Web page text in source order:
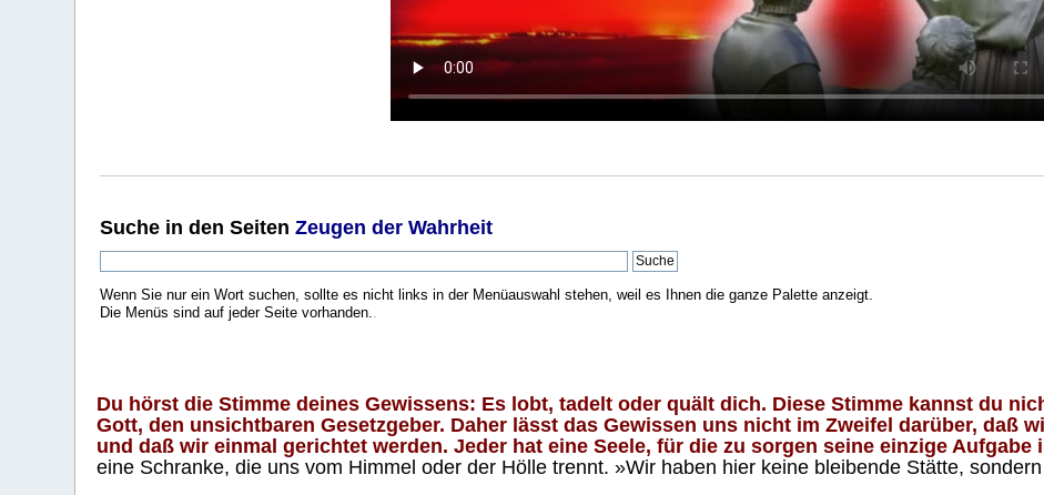
Suche in den SeitenZeugen der Wahrheit
Wenn Sie nur ein Wort suchen, sollte es nicht links in der Menüauswahl stehen, weil es Ihnen die ganze Palette anzeigt.
Die Menüs sind auf jeder Seite vorhanden.
Du hörst die Stimme deines Gewissens: Es lobt, tadelt oder quält dich. Diese Stimme kannst du
Gott, den unsichtbaren Gesetzgeber. Daher lässt das Gewissen uns nicht im Zweifel darüber, daß
und daß wir einmal gerichtet werden. Jeder hat eine Seele, für die zu sorgen seine einzige Aufgabe
eine Schranke, die uns vom Himmel oder der Hölle trennt. »Wir haben hier keine bleibende Stätte,